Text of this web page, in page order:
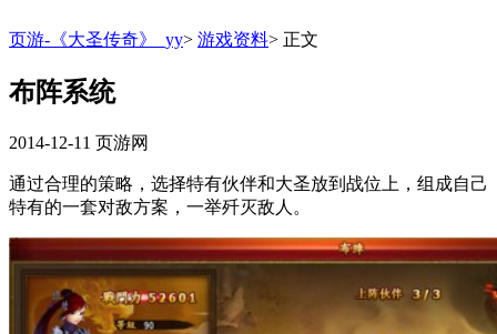
页游-《大圣传奇》_yy> 游戏资料> 正文
布阵系统
2014-12-11 页游网
通过合理的策略，选择特有伙伴和大圣放到战位上，组成自己
特有的一套对敌方案，一举歼灭敌人。